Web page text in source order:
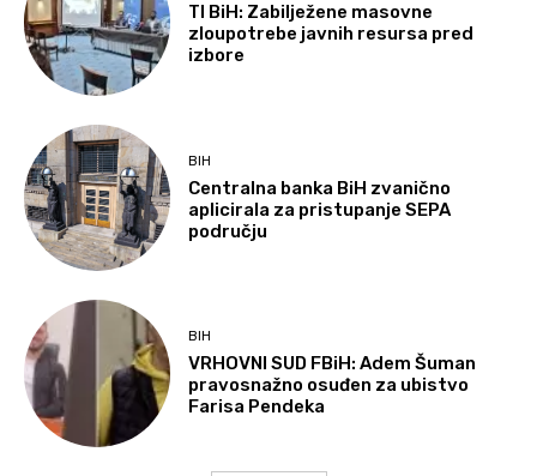
TI BiH: Zabilježene masovne
zloupotrebe javnih resursa pred
izbore
BIH
Centralna banka BiH zvanično
aplicirala za pristupanje SEPA
području
BIH
VRHOVNI SUD FBiH: Adem Šuman
pravosnažno osuđen za ubistvo
Farisa Pendeka